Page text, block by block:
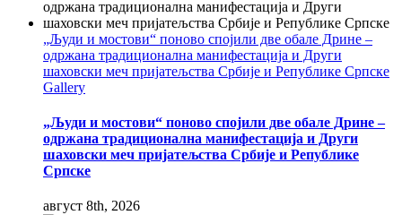
„Људи и мостови“ поново спојили две обале Дрине –
одржана традиционална манифестација и Други
шаховски меч пријатељства Србије и Републике Српске
Gallery
„Људи и мостови“ поново спојили две обале Дрине –
одржана традиционална манифестација и Други
шаховски меч пријатељства Србије и Републике
Српске
август 8th, 2026